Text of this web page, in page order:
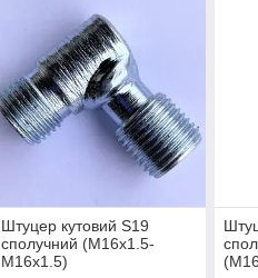
Штуцер кутовий S19
сполучний (М16х1.5-
М16х1.5)